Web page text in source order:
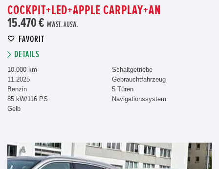
COCKPIT+LED+APPLE CARPLAY+AN
15.470 € MWST. AUSW.
FAVORIT
DETAILS
10.000 km
11.2025
Benzin
85 kW/116 PS
Gelb
Schaltgetriebe
Gebrauchtfahrzeug
5 Türen
Navigationssystem